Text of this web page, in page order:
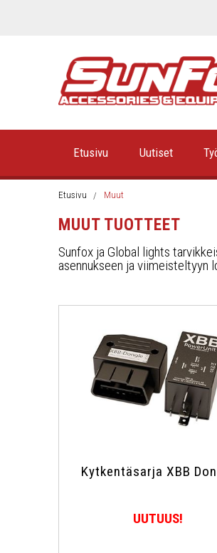
Etusivu Uutiset
Etusivu Muut
MUUT TUOTTEET
Sunfox ja Global lights
asennukseen ja viimeisteltyyn
Kytkentäsarja XBB
UUTUUS!